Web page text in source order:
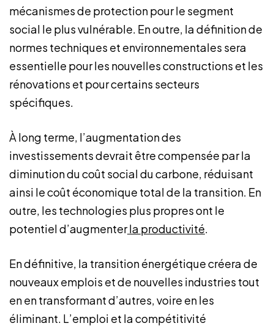
mécanismes de protection pour le segment
social le plus vulnérable. En outre, la définition de
normes techniques et environnementales sera
essentielle pour les nouvelles constructions et les
rénovations et pour certains secteurs
spécifiques.
À long terme, l’augmentation des
investissements devrait être compensée par la
diminution du coût social du carbone, réduisant
ainsi le coût économique total de la transition. En
outre, les technologies plus propres ont le
potentiel d’augmenterla productivité.
En définitive, la transition énergétique créera de
nouveaux emplois et de nouvelles industries tout
en en transformant d’autres, voire en les
éliminant. L’emploi et la compétitivité